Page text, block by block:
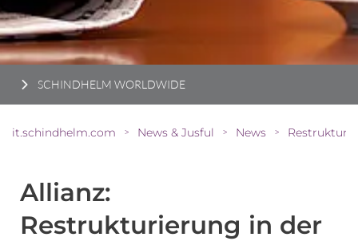
SCHINDHELM WORLDWIDE
it.schindhelm.com > News & Jusful > News >
Allianz:
Restrukturierung in der